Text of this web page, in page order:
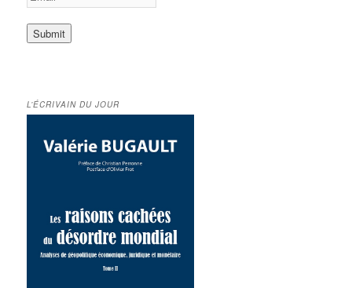
L’ÉCRIVAIN DU JOUR